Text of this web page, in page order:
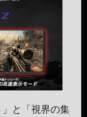
と「視界の集